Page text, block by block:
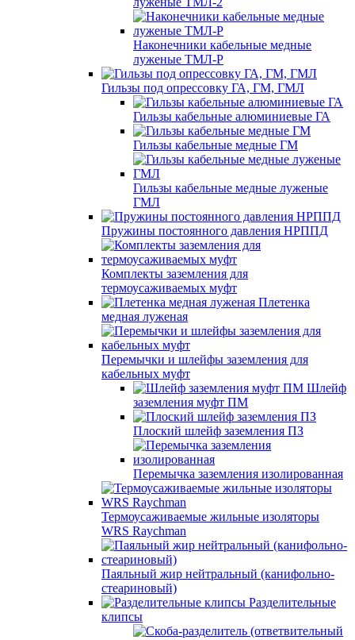
Наконечники кабельные медные
луженые ТМЛ-Р
Гильзы под опрессовку ГА, ГМ, ГМЛ
Гильзы кабельные алюминиевые ГА
Гильзы кабельные медные ГМ
Гильзы кабельные медные луженые
ГМЛ
Пружины постоянного давления НРППД
Комплекты заземления для
термоусаживаемых муфт
Плетенка
медная луженая
Перемычки и шлейфы заземления для
кабельных муфт
Шлейф
заземления муфт ПМ
Плоский шлейф заземления ПЗ
Перемычка заземления изолированная
Термоусаживаемые жильные изоляторы
WRS Raychman
Паяльный жир нейтральный (канифольно-
стеариновый)
Разделительные
клипсы